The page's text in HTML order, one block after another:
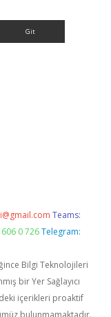
Teams:
0 726 Telegram:
Bilgi Teknolojileri
bir Yer Sağlayıcı
içerikleri proaktif
bulunmamaktadır.